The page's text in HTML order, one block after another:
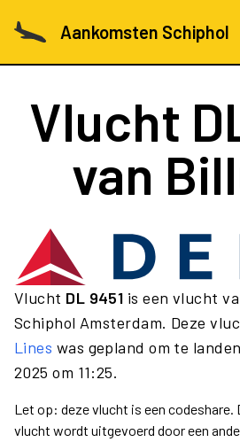
Aankomsten Schiphol
Vlucht
van
Vlucht DL 9451 is een vlucht
Schiphol Amsterdam. Deze
Lines was gepland om te
2025 om 11:25.
Let op: deze vlucht is een codeshare.
vlucht wordt uitgevoerd door een